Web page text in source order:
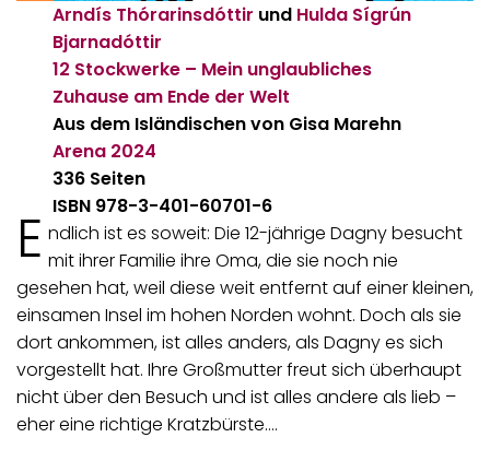
Arndís Thórarinsdóttir und Hulda Sígrún
Bjarnadóttir
12 Stockwerke – Mein unglaubliches
Zuhause am Ende der Welt
Aus dem Isländischen von Gisa Marehn
Arena 2024
336 Seiten
ISBN 978-3-401-60701-6
E ndlich ist es soweit: Die 12-jährige Dagny besucht
mit ihrer Familie ihre Oma, die sie noch nie
gesehen hat, weil diese weit entfernt auf einer kleinen,
einsamen Insel im hohen Norden wohnt. Doch als sie
dort ankommen, ist alles anders, als Dagny es sich
vorgestellt hat. Ihre Großmutter freut sich überhaupt
nicht über den Besuch und ist alles andere als lieb –
eher eine richtige Kratzbürste.…